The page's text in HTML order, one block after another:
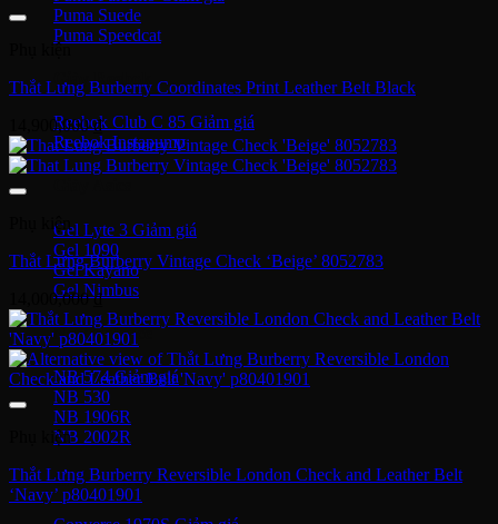
Puma Suede
Puma Speedcat
Giày Reebok
Reebok Club C 85
Reebok Instapump
Gel Lyte 3
Gel 1090
Gel Kayano
Gel Nimbus
New Balance
NB 574
NB 530
NB 1906R
NB 2002R
Giày Converse
Phụ kiện
Thắt Lưng Burberry Coordinates Print Leather Belt Black
14,900,000₫
Phụ kiện
Thắt Lưng Burberry Vintage Check ‘Beige’ 8052783
14,000,000₫
Phụ kiện
Thắt Lưng Burberry Reversible London Check and Leather Belt
‘Navy’ p80401901